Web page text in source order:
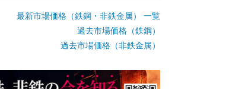
最新市場価格（鉄鋼・非鉄金属） 一覧
過去市場価格（鉄鋼）
過去市場価格（非鉄金属）